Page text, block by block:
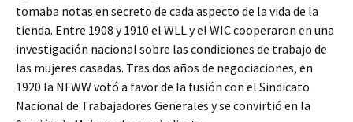
tomaba notas en secreto de cada aspecto de la vida de la
tienda. Entre 1908 y 1910 el WLL y el WIC cooperaron en una
investigación nacional sobre las condiciones de trabajo de
las mujeres casadas. Tras dos años de negociaciones, en
1920 la NFWW votó a favor de la fusión con el Sindicato
Nacional de Trabajadores Generales y se convirtió en la